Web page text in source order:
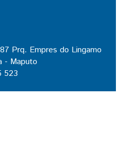
Prq. Empres do Lingamo
- Maputo
523